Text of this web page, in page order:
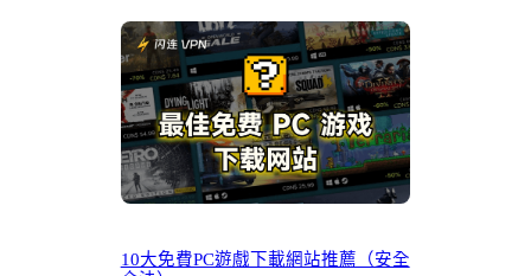
10大免費PC遊戲下載網站推薦（安全